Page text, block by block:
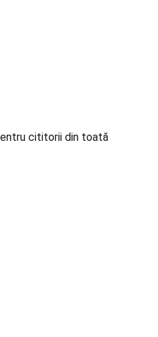
cititorii din toată